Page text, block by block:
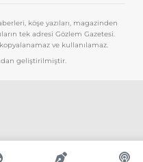
köşe yazıları, magazinden
tek adresi Gözlem Gazetesi.
ve kullanılamaz.
geliştirilmiştir.